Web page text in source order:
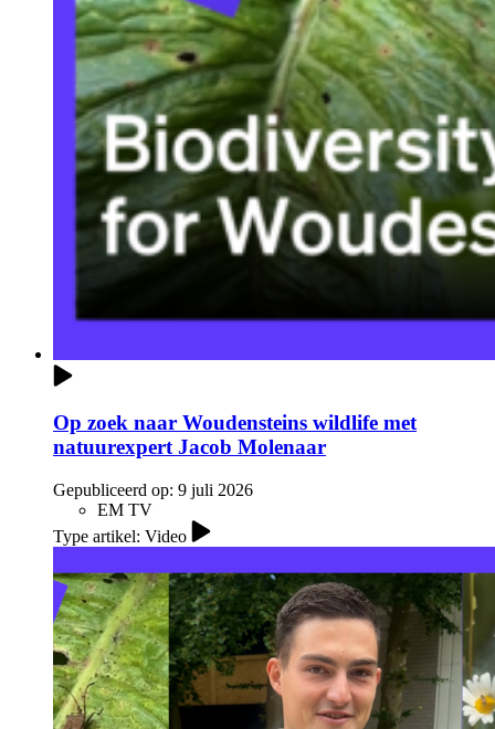
Op zoek naar Woudensteins wildlife met
natuurexpert Jacob Molenaar
Gepubliceerd op: 9 juli 2026
EM TV
Type artikel: Video